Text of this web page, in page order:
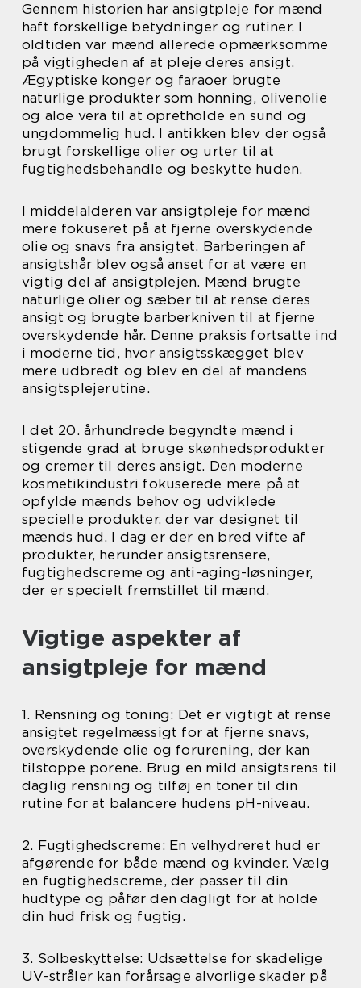
Gennem historien har ansigtpleje for mænd
haft forskellige betydninger og rutiner. I
oldtiden var mænd allerede opmærksomme
på vigtigheden af at pleje deres ansigt.
Ægyptiske konger og faraoer brugte
naturlige produkter som honning, olivenolie
og aloe vera til at opretholde en sund og
ungdommelig hud. I antikken blev der også
brugt forskellige olier og urter til at
fugtighedsbehandle og beskytte huden.
I middelalderen var ansigtpleje for mænd
mere fokuseret på at fjerne overskydende
olie og snavs fra ansigtet. Barberingen af
ansigtshår blev også anset for at være en
vigtig del af ansigtplejen. Mænd brugte
naturlige olier og sæber til at rense deres
ansigt og brugte barberkniven til at fjerne
overskydende hår. Denne praksis fortsatte ind
i moderne tid, hvor ansigtsskægget blev
mere udbredt og blev en del af mandens
ansigtsplejerutine.
I det 20. århundrede begyndte mænd i
stigende grad at bruge skønhedsprodukter
og cremer til deres ansigt. Den moderne
kosmetikindustri fokuserede mere på at
opfylde mænds behov og udviklede
specielle produkter, der var designet til
mænds hud. I dag er der en bred vifte af
produkter, herunder ansigtsrensere,
fugtighedscreme og anti-aging-løsninger,
der er specielt fremstillet til mænd.
Vigtige aspekter af
ansigtpleje for mænd
1. Rensning og toning: Det er vigtigt at rense
ansigtet regelmæssigt for at fjerne snavs,
overskydende olie og forurening, der kan
tilstoppe porene. Brug en mild ansigtsrens til
daglig rensning og tilføj en toner til din
rutine for at balancere hudens pH-niveau.
2. Fugtighedscreme: En velhydreret hud er
afgørende for både mænd og kvinder. Vælg
en fugtighedscreme, der passer til din
hudtype og påfør den dagligt for at holde
din hud frisk og fugtig.
3. Solbeskyttelse: Udsættelse for skadelige
UV-stråler kan forårsage alvorlige skader på